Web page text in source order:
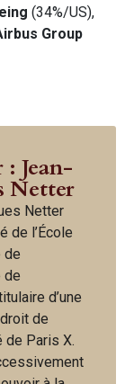
(34%/US),
Group
Jean-
Netter
Netter
de l’École
de
de
d’une
de
de Paris X.